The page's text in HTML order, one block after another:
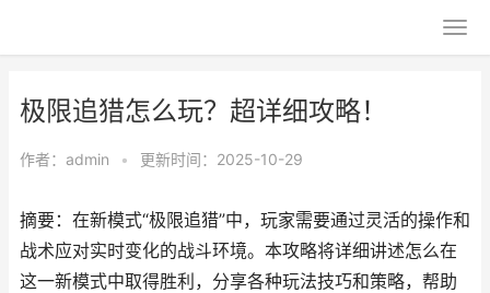
极限追猎怎么玩？超详细攻略！
作者： admin • 更新时间：2025-10-29
摘要：在新模式“极限追猎”中，玩家需要通过灵活的操作和
战术应对实时变化的战斗环境。本攻略将详细讲述怎么在
这一新模式中取得胜利，分享各种玩法技巧和策略，帮助